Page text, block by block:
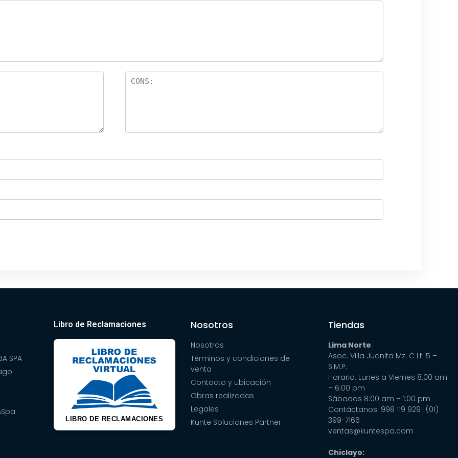
SPA
Libro de Reclamaciones
LIBRO DE RECLAMACIONES
Nosotros
Nosotros
Términos y condiciones de
venta
Contacto y ubicación
Obras realizadas
Legales
Kunte Soluciones Partner
Tiendas
Lima Norte:
Asoc. Villa Juanita Mz. C Lt. 5 –
S.M.P.
Horario: Lunes a Viernes 8:00 am
– 6:00 pm
Sábados 8:00 am – 1:00 pm
Contáctanos: 998 119 929 | (01)
399-7166
ventas@kuntespa.com
Chiclayo: